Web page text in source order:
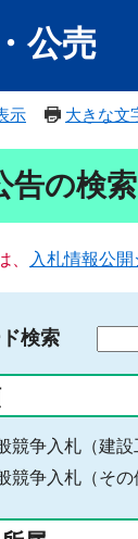
公売
示 大きな文
告の検
、 入札情報公開
検索
る
キ
ー
ー
競争入札（建設
競争入札（その